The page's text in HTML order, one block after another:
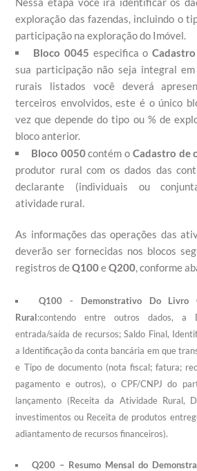
exploração das fazendas, incluindo o
participação na exploração do Imóvel.
Bloco 0045 especifica o
sua participação não seja integral
rurais listados você deverá
terceiros envolvidos, este é o único
vez que depende do tipo ou % de
bloco anterior.
Bloco 0050contém o Cadastro de
produtor rural com os dados das
declarante (individuais ou
atividade rural.
As informações das operações das
deverão ser fornecidas nos blocos
registros deQ100eQ200, conforme
Q100 - Demonstrativo Do Livro
Rural:contendo entre outros dados,
entrada/saída de recursos; Saldo Final,
a Identificação da conta bancária em que
e Tipo de documento (nota fiscal; fatura;
pagamento e outros), o CPF/CNPJ do
lançamento (Receita da Atividade Rural,
investimentos ou Receita de produtos
adiantamento de recursos financeiros).
Q200 – Resumo Mensal do